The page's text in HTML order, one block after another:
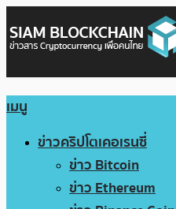
เมนู
ข่าวคริปโตเคอเรนซี่
ข่าว Bitcoin
ข่าว Ethereum